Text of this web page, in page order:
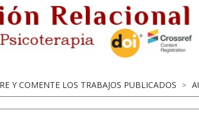
Y COMENTE LOS TRABAJOS PUBLICADOS >